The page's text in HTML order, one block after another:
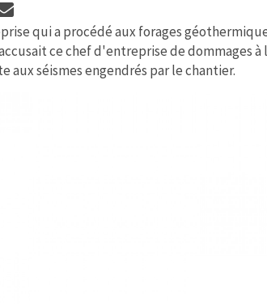
qui a procédé aux forages
ce chef d'entreprise de dommages
aux séismes engendrés par le chantier.